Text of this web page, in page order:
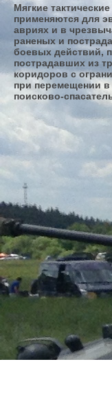
Мягкие
применяются для
авриях и в
раненых и
боевых действий,
пострадавших из
коридоров с
при перемещении
поисково-